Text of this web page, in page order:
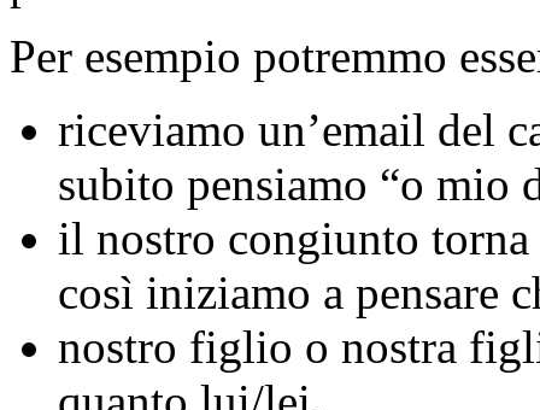
Per esempio potremmo
riceviamo un’email del
subito pensiamo “o mio
il nostro congiunto torna
così iniziamo a pensare
nostro figlio o nostra